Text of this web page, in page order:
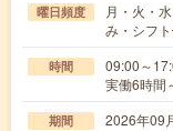
曜日頻度
月・火・
み・シフ
時間
09:00～
実働6時間
期間 2026年09